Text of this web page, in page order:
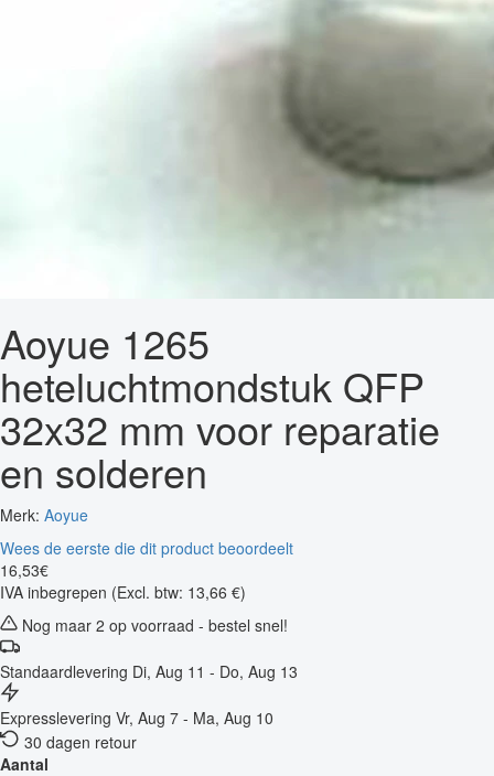
Aoyue 1265
heteluchtmondstuk QFP
32x32 mm voor reparatie
en solderen
Merk: Aoyue
Wees de eerste die dit product beoordeelt
16,53€
IVA inbegrepen (Excl. btw: 13,66 €)
Nog maar 2 op voorraad - bestel snel!
Standaardlevering Di, Aug 11 - Do, Aug 13
Expresslevering Vr, Aug 7 - Ma, Aug 10
30 dagen retour
Aantal